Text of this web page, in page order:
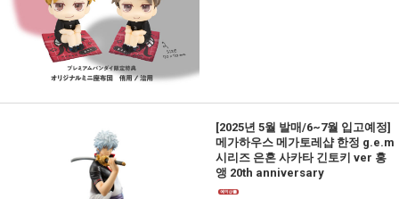
[2025년 5월 발매/6~7월 입고예정]
메가하우스 메가토레샵 한정 g.e.m
시리즈 은혼 사카타 긴토키 ver 홍
앵 20th anniversary